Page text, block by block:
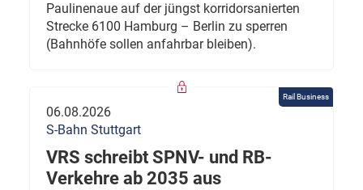
Paulinenaue auf der jüngst korridorsanierten
Strecke 6100 Hamburg – Berlin zu sperren
(Bahnhöfe sollen anfahrbar bleiben).
Rail Business
06.08.2026
S-Bahn Stuttgart
VRS schreibt SPNV- und RB-
Verkehre ab 2035 aus